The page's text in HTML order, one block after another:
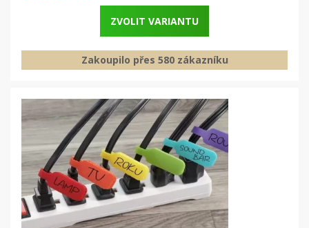
ZVOLIT VARIANTU
Zakoupilo přes 580 zákazníku